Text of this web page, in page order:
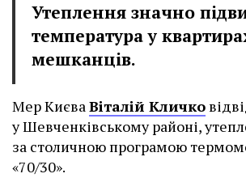
Утеплення значно
температура у
мешканців.
Мер КиєваВіталій Кличко
у Шевченківському районі,
за столичною програмою
«70/30».